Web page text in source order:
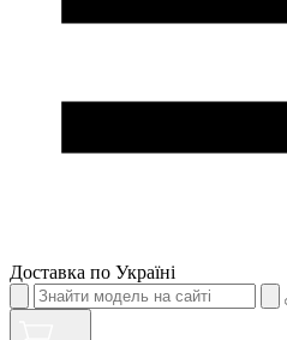
Доставка по Україні